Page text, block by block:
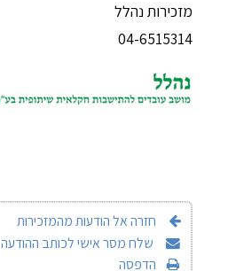
מזכירות נהלל
04-6515314
חזרה אל הודעות מהמזכירות
שלח מסר אישי לכותב ההודעה
הדפסה